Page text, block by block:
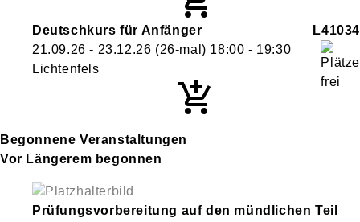
Deutschkurs für Anfänger
L41034
21.09.26 - 23.12.26 (26-mal) 18:00 - 19:30
Lichtenfels
Begonnene Veranstaltungen
Vor Längerem begonnen
Prüfungsvorbereitung auf den mündlichen Teil